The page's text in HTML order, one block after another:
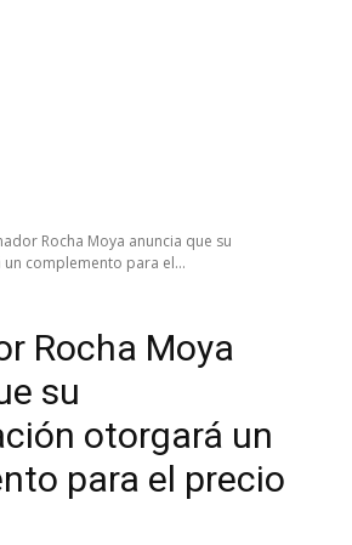
Rocha Moya anuncia que su
complemento para el...
Rocha Moya
su
otorgará un
para el precio